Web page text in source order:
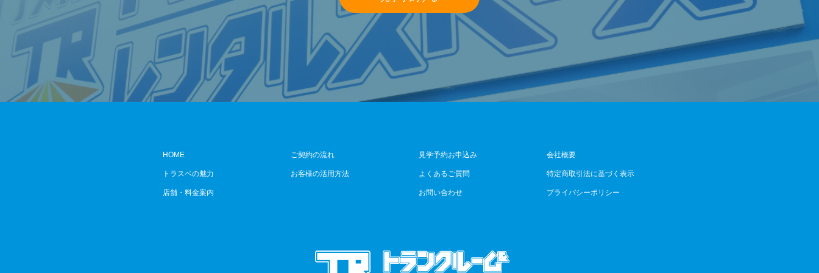
HOME
トラスペの魅力
店舗・料金案内
ご契約の流れ
お客様の活用方法
見学予約お申込み
よくあるご質問
お問い合わせ
会社概要
特定商取引法に基づく表示
プライバシーポリシー